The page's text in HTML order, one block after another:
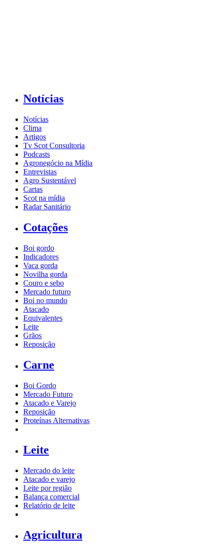
Notícias
Notícias
Clima
Artigos
Tv Scot Consultoria
Podcasts
Agronegócio na Mídia
Entrevistas
Agro Sustentável
Cartas
Scot na mídia
Radar Sanitário
Cotações
Boi gordo
Indicadores
Vaca gorda
Novilha gorda
Couro e sebo
Mercado futuro
Boi no mundo
Atacado
Equivalentes
Leite
Grãos
Reposição
Carne
Boi Gordo
Mercado Futuro
Atacado e Varejo
Reposição
Proteínas Alternativas
Leite
Mercado do leite
Atacado e varejo
Leite por região
Balança comercial
Relatório de leite
Agricultura